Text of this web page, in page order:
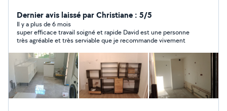
cuisine, store et volet roulant porte de garage et
d'autres interventions. Ayant été directeur technique de
palace pendant plusieurs années , j intervient sur toutes
pannes devis et renseignement gratuit sur déplacement
propre et ponctuel
Dernier avis laissé par Christiane : 5/5
Il y a plus de 6 mois
super efficace travail soigné et rapide David est une personne
très agréable et très serviable que je recommande vivement